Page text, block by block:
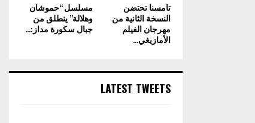
مسلسل “حموشان
وهلالة” ينطلق من
جبال سكورة مداز:...
تامسنا تحتضن
النسخة الثانية من
مهرجان الفيلم
الأمازيغي...
LATEST TWEETS